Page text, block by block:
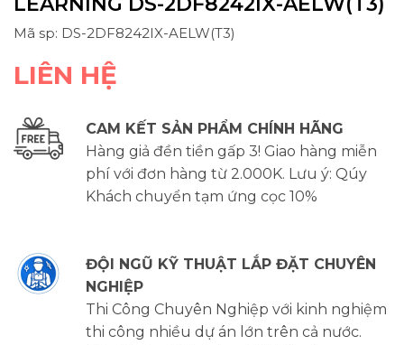
Mã sp: DS-2DF8242IX-AELW(T3)
LIÊN HỆ
CAM KẾT SẢN PHẨM CHÍNH HÃNG
Hàng giả đền tiền gấp 3! Giao hàng miễn
phí với đơn hàng từ 2.000K. Lưu ý: Qúy
Khách chuyển tạm ứng cọc 10%
ĐỘI NGŨ KỸ THUẬT LẮP ĐẶT CHUYÊN
NGHIỆP
Thi Công Chuyên Nghiệp với kinh nghiệm
thi công nhiều dự án lớn trên cả nước.